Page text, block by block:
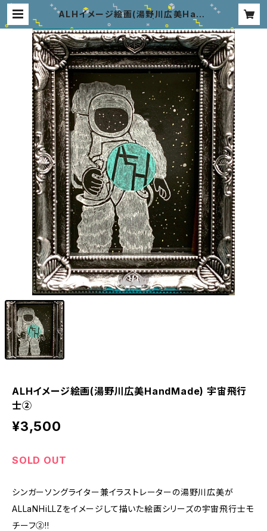
ALHイメージ絵画(湯野川広美Hand
Made) 宇宙飛行士② | ALLaNHiL
LZ Web Shop
1/1
ALHイメージ絵画(湯野川広美HandMade) 宇宙飛行
士②
¥3,500
SOLD OUT
シンガーソングライター兼イラストレーターの湯野川広美が
ALLaNHiLLZをイメージして描いた絵画シリーズの宇宙飛行士モ
チーフ②!!